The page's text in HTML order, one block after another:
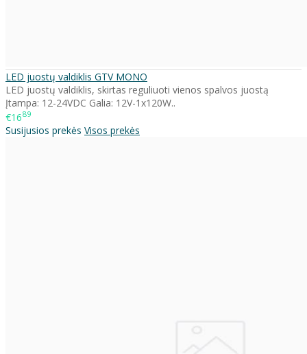
LED juostų valdiklis GTV MONO
LED juostų valdiklis, skirtas reguliuoti vienos spalvos juostą
Įtampa: 12-24VDC Galia: 12V-1x120W..
€1689
Susijusios prekės Visos prekės